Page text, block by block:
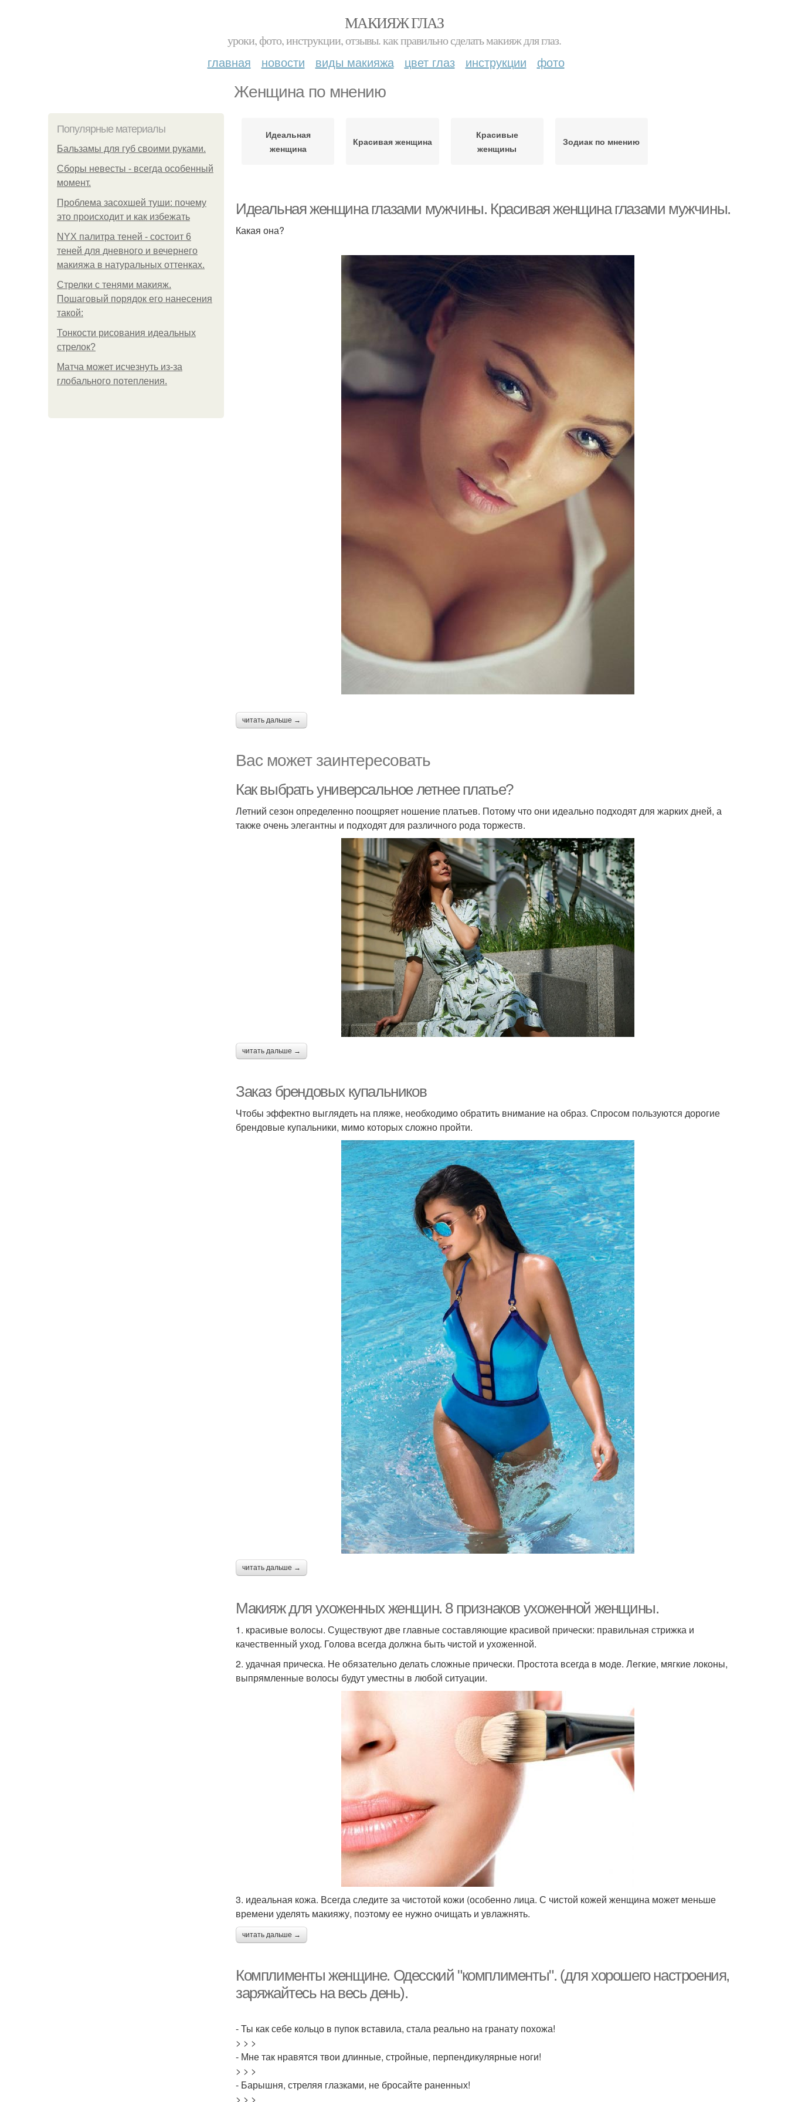
МАКИЯЖ ГЛАЗ
уроки, фото, инструкции, отзывы. как правильно сделать макияж для глаз.
главная новости виды макияжа цвет глаз инструкции фото
Женщина по мнению
Популярные материалы
Бальзамы для губ своими руками.
Сборы невесты - всегда особенный
момент.
Проблема засохшей туши: почему
это происходит и как избежать
NYX палитра теней - состоит 6
теней для дневного и вечернего
макияжа в натуральных оттенках.
Стрелки с тенями макияж.
Пошаговый порядок его нанесения
такой:
Тонкости рисования идеальных
стрелок?
Матча может исчезнуть из-за
глобального потепления.
Идеальная
женщина
Красивая женщина
Красивые
женщины
Зодиак по мнению
Идеальная женщина глазами мужчины. Красивая женщина глазами мужчины.
Какая она?
читать дальше →
Вас может заинтересовать
Как выбрать универсальное летнее платье?
Летний сезон определенно поощряет ношение платьев. Потому что они идеально подходят для жарких дней, а
также очень элегантны и подходят для различного рода торжеств.
читать дальше →
Заказ брендовых купальников
Чтобы эффектно выглядеть на пляже, необходимо обратить внимание на образ. Спросом пользуются дорогие
брендовые купальники, мимо которых сложно пройти.
читать дальше →
Макияж для ухоженных женщин. 8 признаков ухоженной женщины.
1. красивые волосы. Существуют две главные составляющие красивой прически: правильная стрижка и
качественный уход. Голова всегда должна быть чистой и ухоженной.
2. удачная прическа. Не обязательно делать сложные прически. Простота всегда в моде. Легкие, мягкие локоны,
выпрямленные волосы будут уместны в любой ситуации.
3. идеальная кожа. Всегда следите за чистотой кожи (особенно лица. С чистой кожей женщина может меньше
времени уделять макияжу, поэтому ее нужно очищать и увлажнять.
читать дальше →
Комплименты женщине. Одесский "комплименты". (для хорошего настроения,
заряжайтесь на весь день).
- Ты как себе кольцо в пупок вставила, стала реально на гранату похожа!
> > >
- Мне так нравятся твои длинные, стройные, перпендикулярные ноги!
> > >
- Барышня, стреляя глазками, не бросайте раненных!
> > >